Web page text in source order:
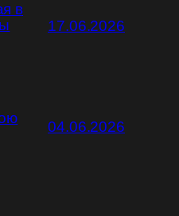
в
17.06.2026
04.06.2026